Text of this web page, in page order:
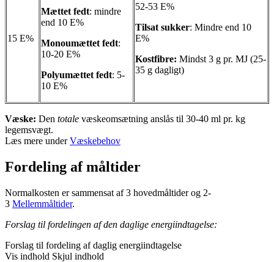
15 E%
Mættet fedt: mindre
end 10 E%
Monoumættet fedt:
10-20 E%
Polyumættet fedt: 5-
10 E%
52-53 E%
Tilsat sukker: Mindre end 10
E%
Kostfibre: Mindst 3 g pr. MJ (25-
35 g dagligt)
Væske: Den totale væskeomsætning anslås til 30-40 ml pr. kg
legemsvægt.
Læs mere underVæskebehov
Fordeling af måltider
Normalkosten er sammensat af 3 hovedmåltider og 2-
3 Mellemmåltider.
Forslag til fordelingen af den daglige energiindtagelse:
Forslag til fordeling af daglig energiindtagelse
Vis indhold Skjul indhold